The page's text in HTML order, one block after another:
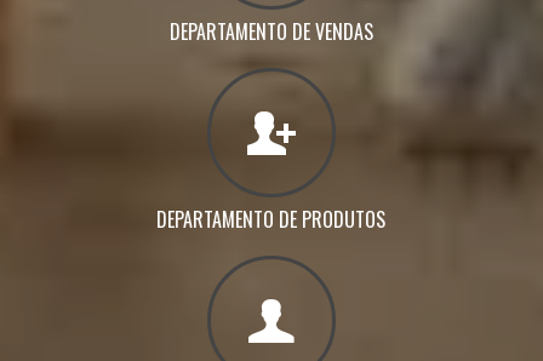
DEPARTAMENTO DE VENDAS
DEPARTAMENTO DE PRODUTOS